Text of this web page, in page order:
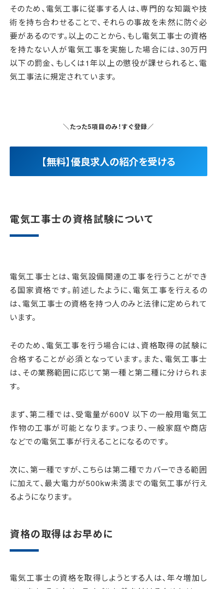
そのため、電気工事に従事する人は、専門的な知識や技
術を持ち合わせることで、それらの事故を未然に防ぐ必
要があるのです。以上のことから、もし電気工事士の資格
を持たない人が電気工事を実施した場合には、30万円
以下の罰金、もしくは1年以上の懲役が課せられると、電
気工事法に規定されています。
＼たった5項目のみ！すぐ登録／
【無料】優良求人の紹介を受ける
電気工事士の資格試験について
電気工事士とは、電気設備関連の工事を行うことができ
る国家資格です。前述したように、電気工事を行えるの
は、電気工事士の資格を持つ人のみと法律に定められて
います。
そのため、電気工事を行う場合には、資格取得の試験に
合格することが必須となっています。また、電気工事士
は、その業務範囲に応じて第一種と第二種に分けられま
す。
まず、第二種では、受電量が600V 以下の一般用電気工
作物の工事が可能となります。つまり、一般家庭や商店
などでの電気工事が行えることになるのです。
次に、第一種ですが、こちらは第二種でカバーできる範囲
に加えて、最大電力が500kw未満までの電気工事が行え
るようになります。
資格の取得はお早めに
電気工事士の資格を取得しようとする人は、年々増加し